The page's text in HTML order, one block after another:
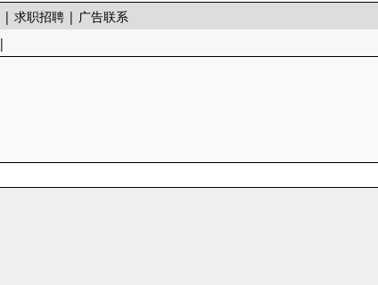
|求职招聘 | 广告联系
|